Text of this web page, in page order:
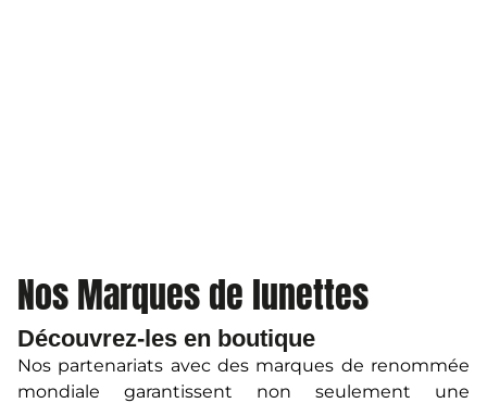
Nos Marques de lunettes
Découvrez-les en boutique
Nos partenariats avec des marques de renommée
mondiale garantissent non seulement une